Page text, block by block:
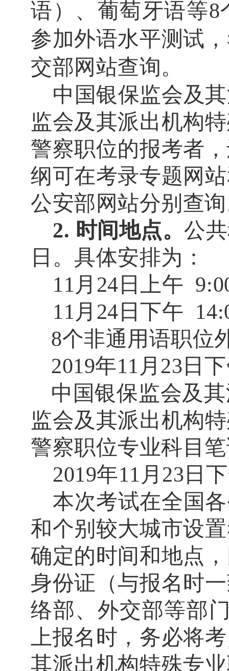
语）、葡萄牙语等8
参加外语水平测试
交部网站查询。
中国银保监会及
监会及其派出机构
警察职位的报考者
纲可在考录专题网
公安部网站分别查
2. 时间地点。公
日 。具体安排为：
11 月 24 日 上午
11 月 24 日下午
8个非通用语职位
2019年11 月 23 日
中国银保监会及
监会及其派出机构
警察职位专业科目
2019年11 月 23 日
本次考试在全国
和个别较大城市设
确定的时间和地点，
身份证（与报名时
络部、外交部等部
上报名时， 务必将
其派出机构特殊专